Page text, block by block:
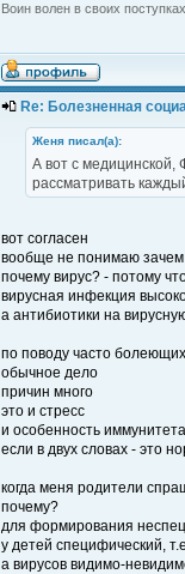
Воин волен в своих
Re: Болезненная
Женя писал(а):
А вот с медицинской,
рассматривать
вот согласен
вообще не понимаю зачем
почему вирус? - потому
вирусная инфекция
а антибиотики на
по поводу часто
обычное дело
причин много
это и стресс
и особенность
если в двух словах - это
когда меня родители
почему?
для формирования
у детей специфический,
а вирусов видимо-